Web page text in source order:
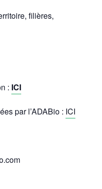
filières,
: ICI
par l’ADABio : ICI